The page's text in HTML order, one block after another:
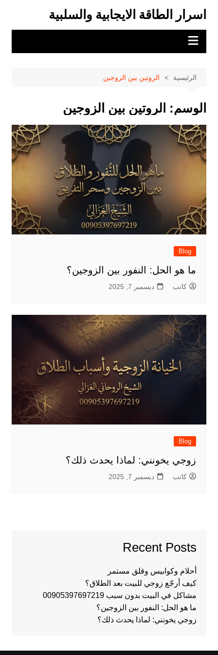
المحتوى
اسرار الطاقة الايجابية والسلبية
الرئيسية الروتين بين الزوجين
الوسم: الروتين بين الزوجين
Blog
ما هو الحل: النفور بين الزوجين؟
كاتب ديسمبر 7, 2025
Blog
زوجي يخونني: لماذا يحدث ذلك؟
كاتب ديسمبر 7, 2025
Recent Posts
أحلام وكوابيس وقلق مستمر
كيف أرجّع زوجي للبيت بعد الطلاق؟
مشاكل في البيت بدون سبب 00905397697219
ما هو الحل: النفور بين الزوجين؟
زوجي يخونني: لماذا يحدث ذلك؟